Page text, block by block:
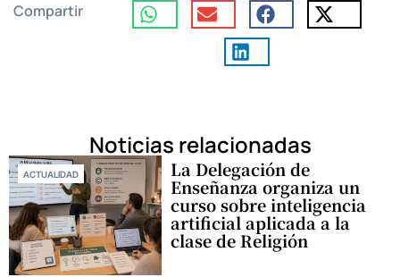
Compartir
Noticias relacionadas
ACTUALIDAD La Delegación de
Enseñanza organiza un
curso sobre inteligencia
artificial aplicada a la
clase de Religión